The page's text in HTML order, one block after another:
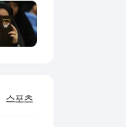
스포츠